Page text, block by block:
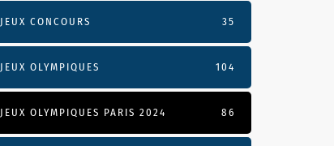
JEUX CONCOURS 35
JEUX OLYMPIQUES 104
JEUX OLYMPIQUES PARIS 2024 86